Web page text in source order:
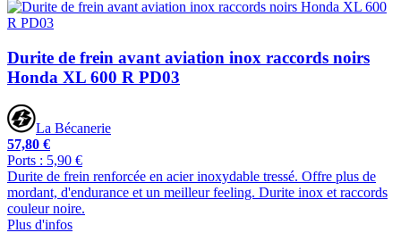
Durite de frein avant aviation inox raccords noirs
Honda XL 600 R PD03
La Bécanerie
57,80 €
Ports : 5,90 €
Durite de frein renforcée en acier inoxydable tressé. Offre plus de
mordant, d'endurance et un meilleur feeling. Durite inox et raccords
couleur noire.
Plus d'infos